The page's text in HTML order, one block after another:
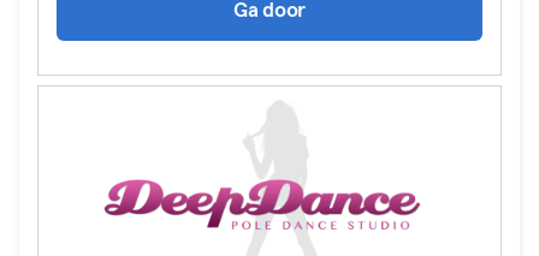
Ga door